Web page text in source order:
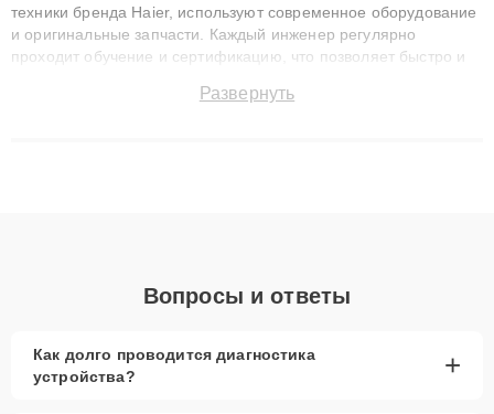
техники бренда Haier, используют современное оборудование
и оригинальные запчасти. Каждый инженер регулярно
проходит обучение и сертификацию, что позволяет быстро и
сохранением гарантии до 3 лет. Наши мастера решают
Развернуть
Вопросы и ответы
Как долго проводится диагностика
устройства?
+